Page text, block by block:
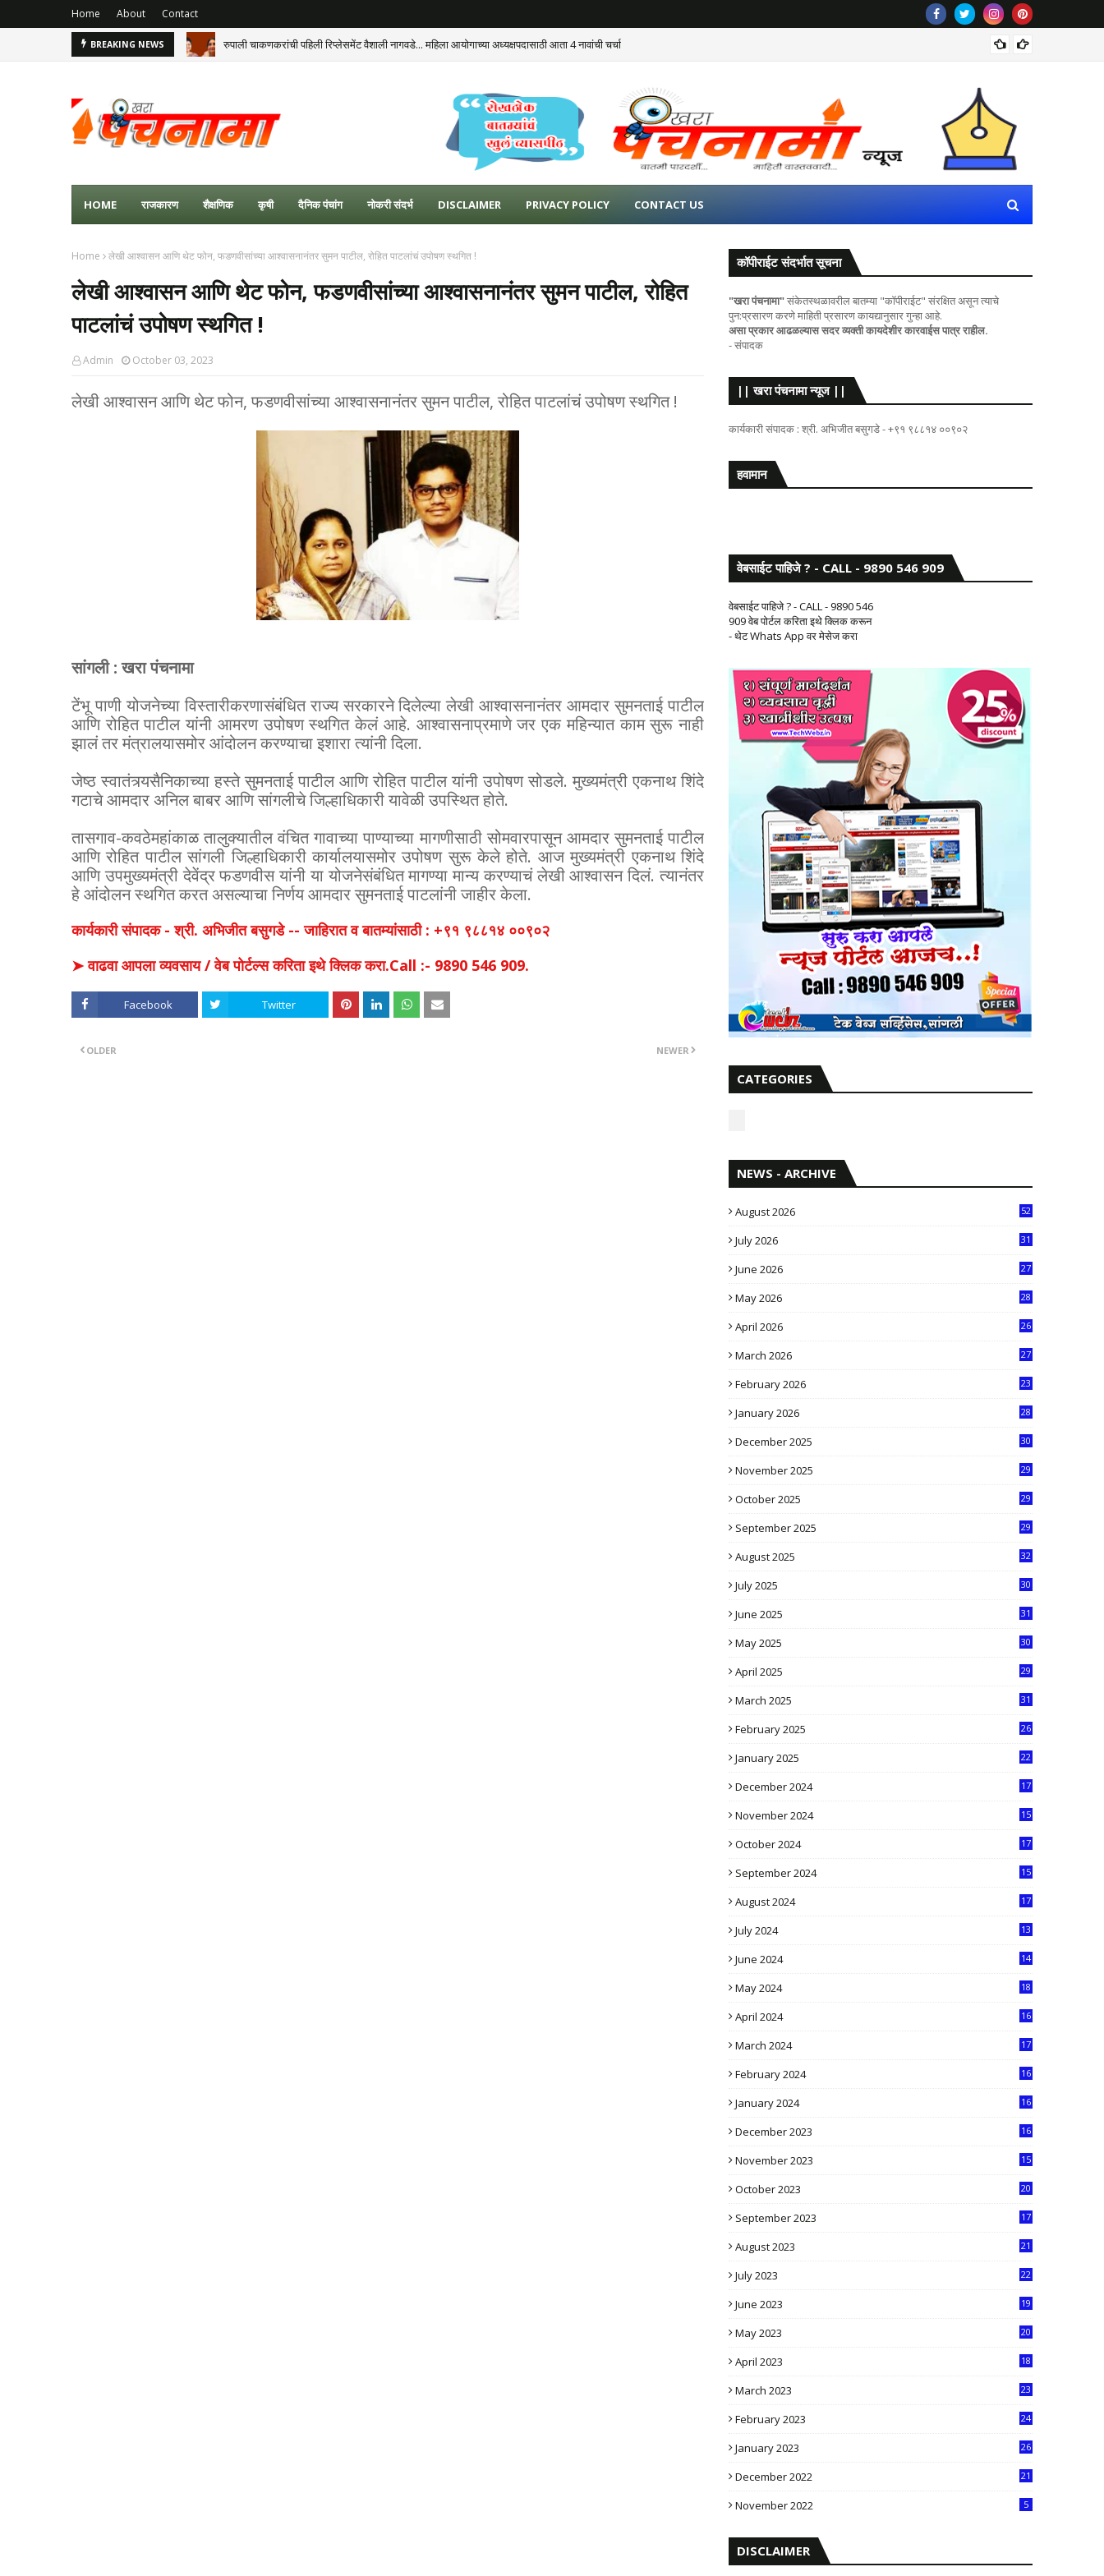
Home About Contact
BREAKING NEWS रुपाली चाकणकरांची पहिली रिप्लेसमेंट वैशाली नागवडे... महिला आयोगाच्या अध्यक्षपदासाठी आता 4 नावांची चर्चा
HOME राजकारण शैक्षणिक कृषी दैनिक पंचांग नोकरी संदर्भ DISCLAIMER PRIVACY POLICY CONTACT US
Home लेखी आश्वासन आणि थेट फोन, फडणवीसांच्या आश्वासनानंतर सुमन पाटील, रोहित पाटलांचं उपोषण स्थगित !
लेखी आश्वासन आणि थेट फोन, फडणवीसांच्या आश्वासनानंतर सुमन पाटील, रोहित
पाटलांचं उपोषण स्थगित !
Admin October 03, 2023
लेखी आश्वासन आणि थेट फोन, फडणवीसांच्या आश्वासनानंतर सुमन पाटील, रोहित पाटलांचं उपोषण स्थगित !
सांगली : खरा पंचनामा
टेंभू पाणी योजनेच्या विस्तारीकरणासंबंधित राज्य सरकारने दिलेल्या लेखी आश्वासनानंतर आमदार सुमनताई पाटील
आणि रोहित पाटील यांनी आमरण उपोषण स्थगित केलं आहे. आश्वासनाप्रमाणे जर एक महिन्यात काम सुरू नाही
झालं तर मंत्रालयासमोर आंदोलन करण्याचा इशारा त्यांनी दिला.
जेष्ठ स्वातंत्र्यसैनिकाच्या हस्ते सुमनताई पाटील आणि रोहित पाटील यांनी उपोषण सोडले. मुख्यमंत्री एकनाथ शिंदे
गटाचे आमदार अनिल बाबर आणि सांगलीचे जिल्हाधिकारी यावेळी उपस्थित होते.
तासगाव-कवठेमहांकाळ तालुक्यातील वंचित गावाच्या पाण्याच्या मागणीसाठी सोमवारपासून आमदार सुमनताई पाटील
आणि रोहित पाटील सांगली जिल्हाधिकारी कार्यालयासमोर उपोषण सुरू केले होते. आज मुख्यमंत्री एकनाथ शिंदे
आणि उपमुख्यमंत्री देवेंद्र फडणवीस यांनी या योजनेसंबंधित मागण्या मान्य करण्याचं लेखी आश्वासन दिलं. त्यानंतर
हे आंदोलन स्थगित करत असल्याचा निर्णय आमदार सुमनताई पाटलांनी जाहीर केला.
कार्यकारी संपादक - श्री. अभिजीत बसुगडे -- जाहिरात व बातम्यांसाठी : +९१ ९८८१४ ००९०२
➤ वाढवा आपला व्यवसाय / वेब पोर्टल्स करिता इथे क्लिक करा.Call :- 9890 546 909.
Facebook Twitter
NEWER
OLDER
कॉपीराईट संदर्भात सूचना
"खरा पंचनामा"संकेतस्थळावरील बातम्या "कॉपीराईट" संरक्षित असून त्याचे
पुन:प्रसारण करणे माहिती प्रसारण कायद्यानुसार गुन्हा आहे.
असा प्रकार आढळल्यास सदर व्यक्ती कायदेशीर कारवाईस पात्र राहील.
- संपादक
|| खरा पंचनामा न्यूज ||
कार्यकारी संपादक : श्री. अभिजीत बसुगडे - +९१ ९८८१४ ००९०२
हवामान
वेबसाईट पाहिजे ? - CALL - 9890 546 909
वेबसाईट पाहिजे ? - CALL - 9890 546
909 वेब पोर्टल करिता इथे क्लिक करून
- थेट Whats App वर मेसेज करा
CATEGORIES
NEWS - ARCHIVE
August 2026 52
July 2026
31
June 2026
27
May 2026
28
April 2026
26
March 2026
27
February 2026
23
January 2026
28
December 2025
30
November 2025
29
October 2025
29
September 2025
29
August 2025
32
July 2025
30
June 2025
31
May 2025
30
April 2025
29
March 2025
31
February 2025
26
January 2025
22
December 2024
17
November 2024
15
October 2024
17
September 2024
15
August 2024
17
July 2024
13
June 2024
14
May 2024
18
April 2024
16
March 2024
17
February 2024
16
January 2024
16
December 2023
16
November 2023
15
October 2023
20
September 2023
17
August 2023
21
July 2023
22
June 2023
19
May 2023
20
April 2023
18
March 2023
23
February 2023
24
January 2023
26
December 2022
21
November 2022 5
DISCLAIMER